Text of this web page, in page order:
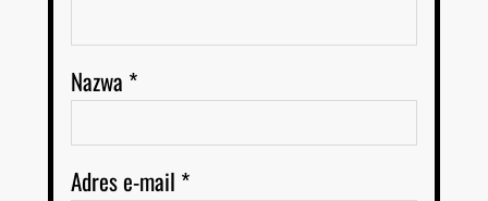
Nazwa *
Adres e-mail *